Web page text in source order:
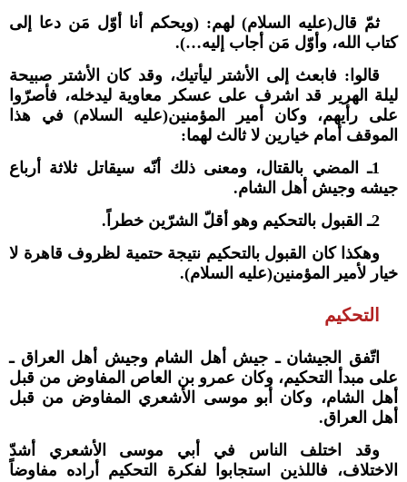
ثمّ قال(عليه السلام) لهم: (ويحكم أنا أوّل مَن دعا إلى
كتاب الله، وأوّل مَن أجاب إليه…).
قالوا: فابعث إلى الأشتر ليأتيك، وقد كان الأشتر صبيحة
ليلة الهرير قد اشرف على عسكر معاوية ليدخله، فأصرّوا
على رأيهم، وكان أمير المؤمنين(عليه السلام) في هذا
الموقف أمام خيارين لا ثالث لهما:
1ـ المضي بالقتال، ومعنى ذلك أنّه سيقاتل ثلاثة أرباع
جيشه وجيش أهل الشام.
2ـ القبول بالتحكيم وهو أقلّ الشرّين خطراً.
وهكذا كان القبول بالتحكيم نتيجة حتمية لظروف قاهرة لا
خيار لأمير المؤمنين(عليه السلام).
التحكيم
اتّفق الجيشان ـ جيش أهل الشام وجيش أهل العراق ـ
على مبدأ التحكيم، وكان عمرو بن العاص المفاوض من قبل
أهل الشام، وكان أبو موسى الأشعري المفاوض من قبل
أهل العراق.
وقد اختلف الناس في أبي موسى الأشعري أشدّ
الاختلاف، فاللذين استجابوا لفكرة التحكيم أراده مفاوضاً